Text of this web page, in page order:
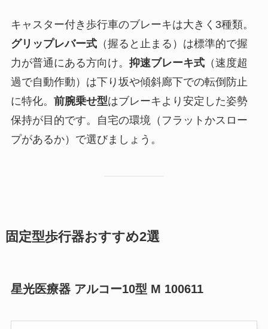
キャスター付き歩行車のブレーキは大きく3種類。
グリップレバー式（握ると止まる）は標準的で握
力が普通にある方向け。 抑速ブレーキ式（速度超
過で自動作動）は下り坂や傾斜廊下での転倒防止
に特化。 前腕乗せ型はブレーキより安定した姿勢
保持が目的です。自宅の環境（フラットかスロー
プがあるか）で選びましょう。
固定型歩行器おすすめ2選
星光医療器 アルコー10型 M 100611